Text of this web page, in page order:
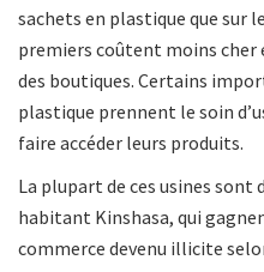
sachets en plastique que sur
premiers coûtent moins
des boutiques. Certains
plastique prennent le soin
faire accéder leurs produits.
La plupart de ces usines sont
habitant Kinshasa, qui
commerce devenu illicite